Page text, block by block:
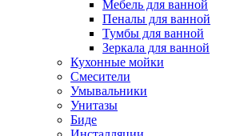
Мебель для ванной
Пеналы для ванной
Тумбы для ванной
Зеркала для ванной
Кухонные мойки
Смесители
Умывальники
Унитазы
Биде